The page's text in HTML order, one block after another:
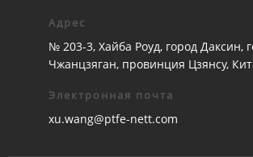
Адрес
№ 203-3, Хайба Роуд, город Даксин,
Чжанцзяган, провинция Цзянсу,
Электронная почта
xu.wang@ptfe-nett.com